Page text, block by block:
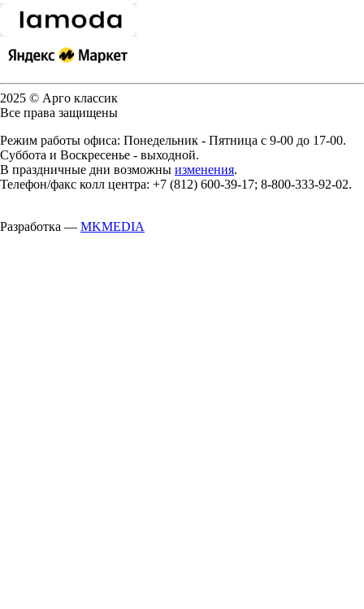
2025 © Арго классик
Все права защищены
Режим работы офиса: Понедельник - Пятница с 9-00 до 17-00.
Суббота и Воскресенье - выходной.
В праздничные дни возможны изменения.
Телефон/факс колл центра: +7 (812) 600-39-17; 8-800-333-92-02.
Разработка — MKMEDIA